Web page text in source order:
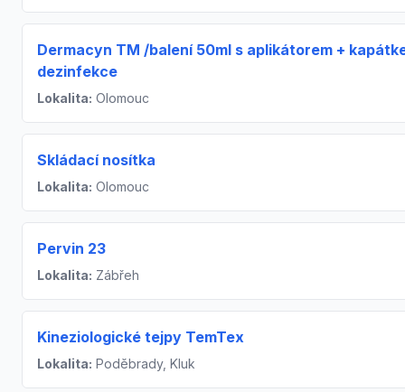
Dermacyn TM /balení 50ml s aplikátorem +
dezinfekce
Lokalita: Olomouc
Skládací nosítka
Lokalita: Olomouc
Pervin 23
Lokalita: Zábřeh
Kineziologické tejpy TemTex
Lokalita: Poděbrady, Kluk